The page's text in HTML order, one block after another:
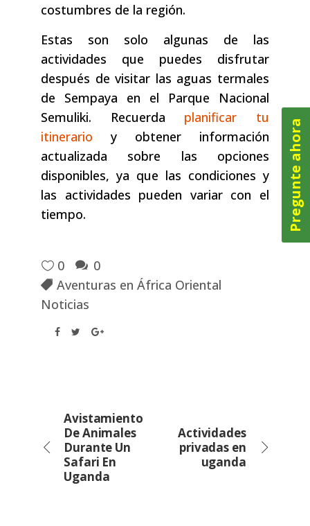
costumbres de la región.
Estas son solo algunas de las
actividades que puedes disfrutar
después de visitar las aguas termales
de Sempaya en el Parque Nacional
Semuliki. Recuerda planificar tu
itinerario y obtener información
actualizada sobre las opciones
disponibles, ya que las condiciones y
las actividades pueden variar con el
tiempo.
0
0
Aventuras en África Oriental
Noticias
Avistamiento
De Animales
Durante Un
Safari En
Uganda
Actividades
privadas en
uganda
Pregunte ahora